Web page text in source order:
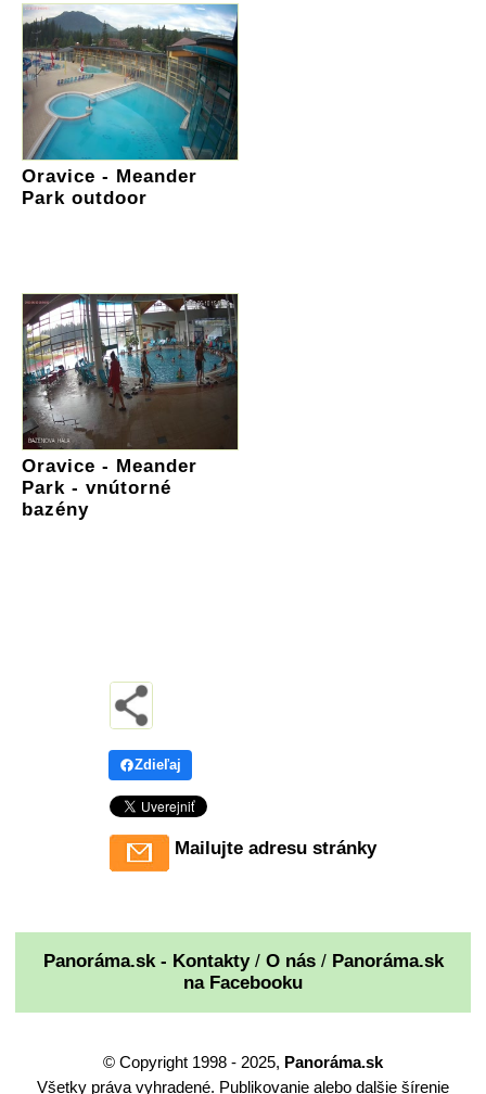
Oravice - Meander
Park outdoor
Oravice - Meander
Park - vnútorné
bazény
Zdieľaj
Mailujte adresu stránky
Panoráma.sk - Kontakty/ O nás/ Panoráma.sk
na Facebooku
© Copyright 1998 - 2025, Panoráma.sk
Všetky práva vyhradené. Publikovanie alebo dalšie šírenie